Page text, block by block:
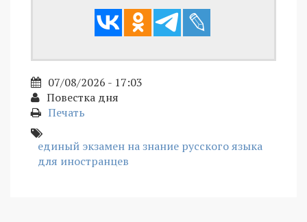
07/08/2026 - 17:03
Повестка дня
Печать
единый экзамен на знание русского языка
для иностранцев